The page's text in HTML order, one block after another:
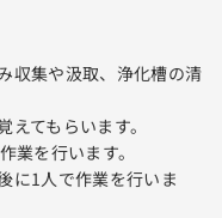
収集や汲取、浄化槽の清
てもらいます。
業を行います。
に1人で作業を行いま